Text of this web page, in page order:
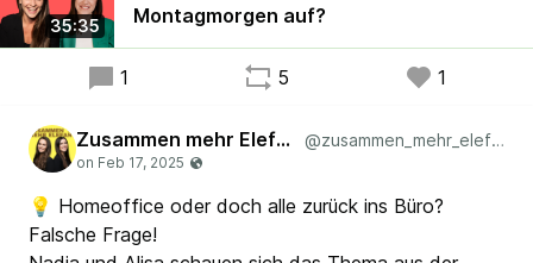
interessieren?
Hört rein und lasst uns gemeinsam die Zukunft
gestalten!
#Lean #Agile #Scrum #Kaizen
35:35
Montagmorgen auf?
1 5 1
Zusammen mehr Elefant @zusammen_mehr_elefant
💡 Homeoffice oder doch alle zurück ins Büro?
Falsche Frage!